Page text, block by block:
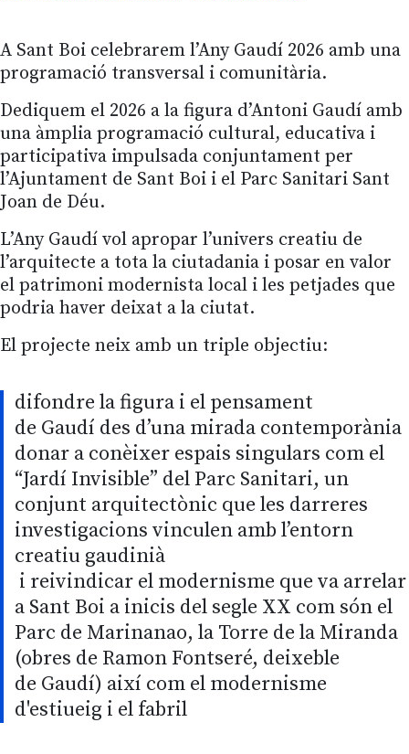
A Sant Boi celebrarem l’Any Gaudí 2026 amb una
programació transversal i comunitària.
Dediquem el 2026 a la figura d’Antoni Gaudí amb
una àmplia programació cultural, educativa i
participativa impulsada conjuntament per
l’Ajuntament de Sant Boi i el Parc Sanitari Sant
Joan de Déu.
L’Any Gaudí vol apropar l’univers creatiu de
l’arquitecte a tota la ciutadania i posar en valor
el patrimoni modernista local i les petjades que
podria haver deixat a la ciutat.
El projecte neix amb un triple objectiu:
difondre la figura i el pensament
de Gaudí des d’una mirada contemporània
donar a conèixer espais singulars com el
“Jardí Invisible” del Parc Sanitari, un
conjunt arquitectònic que les darreres
investigacions vinculen amb l’entorn
creatiu gaudinià
i reivindicar el modernisme que va arrelar
a Sant Boi a inicis del segle XX com són el
Parc de Marinanao, la Torre de la Miranda
(obres de Ramon Fontseré, deixeble
de Gaudí) així com el modernisme
d'estiueig i el fabril